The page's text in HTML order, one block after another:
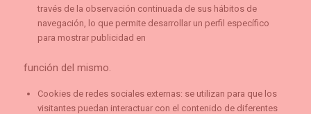
través de la observación continuada de sus hábitos de
navegación, lo que permite desarrollar un perfil específico
para mostrar publicidad en
función del mismo.
Cookies de redes sociales externas: se utilizan para que los
visitantes puedan interactuar con el contenido de diferentes